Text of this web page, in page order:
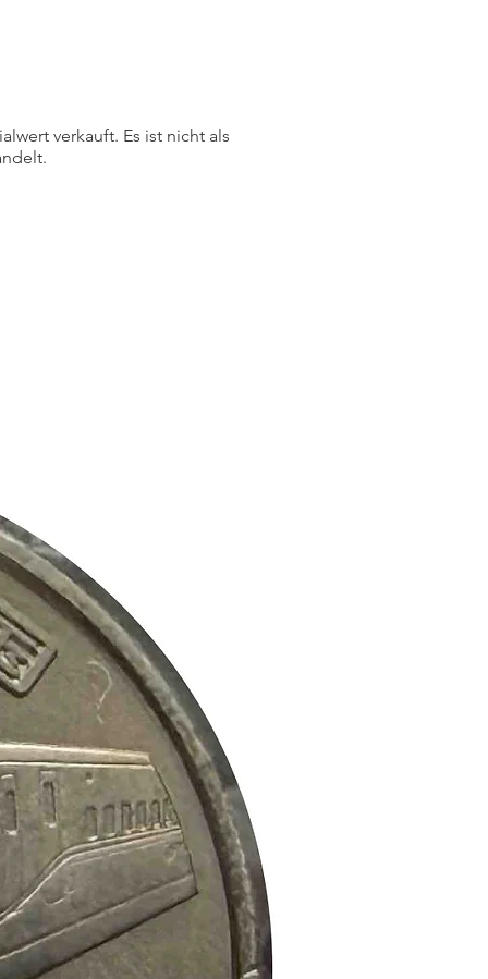
verkauft. Es ist nicht als